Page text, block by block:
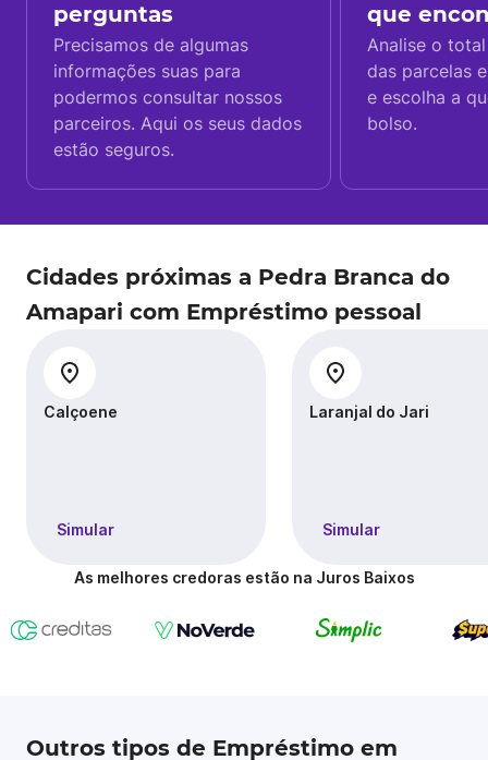
perguntas
Precisamos de algumas
informações suas para
podermos consultar nossos
parceiros. Aqui os seus dados
estão seguros.
que
Analise o
das parcelas
e escolha a
bolso.
Cidades próximas a Pedra Branca do
Amapari com Empréstimo pessoal
Calçoene
Simular
Laranjal do Jari
Simular
As melhores credoras estão na Juros Baixos
Outros tipos de Empréstimo em